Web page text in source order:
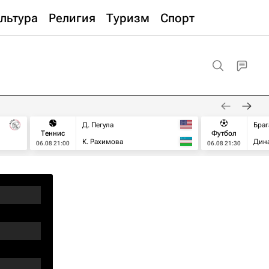
Религия Туризм Спорт
Теннис
06.08 21:00
Д. Пегула
К. Рахимова
Футбол
06.08 21:30